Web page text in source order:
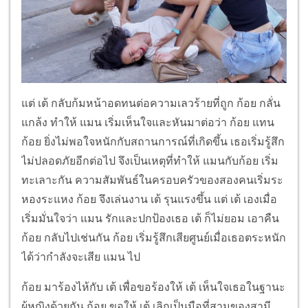
แต่ เต้ กลับก้มหน้าอดทนต่อความเลวร้ายที่ถูก ก้อย กลั่น
แกล้ง ทำให้ แมน เริ่มเห็นใจและหันมาต่อว่า ก้อย แทน
ก้อย ยิ่งไม่พอใจหนักกับสถานการณ์ที่เกิดขึ้น เธอเริ่มรู้สึก
ไม่ปลอดภัยอีกต่อไป จึงเป็นเหตุที่ทำให้ แมนกับก้อย เริ่ม
ทะเลาะกัน ความสัมพันธ์ในครอบครัวของสองคนเริ่มระ
หองระแหง ก้อย จึงเล่นงาน เต้ รุนแรงขึ้น แต่ เต้ เองเมื่อ
เริ่มมั่นใจว่า แมน รักและปกป้องเธอ เต้ ก็ไม่ยอม เอาคืน
ก้อย กลับไปเช่นกัน ก้อย เริ่มรู้สึกเสียศูนย์เมื่อเธอตระหนัก
ได้ว่ากำลังจะเสีย แมน ไป
ก้อย มาร้องไห้กับ เต้ เพื่อขอร้องให้ เต้ เห็นใจเธอในฐานะ